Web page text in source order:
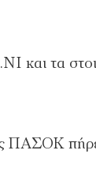
και τα
ΠΑΣΟΚ πήρε